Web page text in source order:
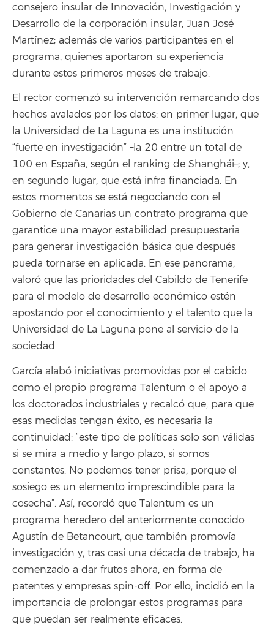
consejero insular de Innovación, Investigación y
Desarrollo de la corporación insular, Juan José
Martínez; además de varios participantes en el
programa, quienes aportaron su experiencia
durante estos primeros meses de trabajo.
El rector comenzó su intervención remarcando dos
hechos avalados por los datos: en primer lugar, que
la Universidad de La Laguna es una institución
“fuerte en investigación” –la 20 entre un total de
100 en España, según el ranking de Shanghái–; y,
en segundo lugar, que está infra financiada. En
estos momentos se está negociando con el
Gobierno de Canarias un contrato programa que
garantice una mayor estabilidad presupuestaria
para generar investigación básica que después
pueda tornarse en aplicada. En ese panorama,
valoró que las prioridades del Cabildo de Tenerife
para el modelo de desarrollo económico estén
apostando por el conocimiento y el talento que la
Universidad de La Laguna pone al servicio de la
sociedad.
García alabó iniciativas promovidas por el cabido
como el propio programa Talentum o el apoyo a
los doctorados industriales y recalcó que, para que
esas medidas tengan éxito, es necesaria la
continuidad: “este tipo de políticas solo son válidas
si se mira a medio y largo plazo, si somos
constantes. No podemos tener prisa, porque el
sosiego es un elemento imprescindible para la
cosecha”. Así, recordó que Talentum es un
programa heredero del anteriormente conocido
Agustín de Betancourt, que también promovía
investigación y, tras casi una década de trabajo, ha
comenzado a dar frutos ahora, en forma de
patentes y empresas spin-off. Por ello, incidió en la
importancia de prolongar estos programas para
que puedan ser realmente eficaces.